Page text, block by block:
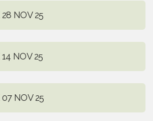
NOV 25
NOV 25
NOV 25